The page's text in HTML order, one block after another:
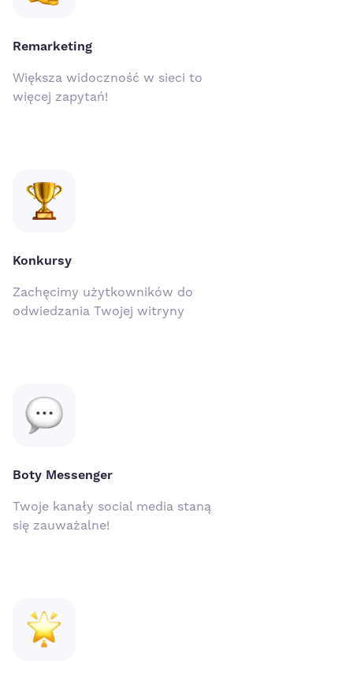
Remarketing
Większa widoczność w sieci to
więcej zapytań!
Konkursy
Zachęcimy użytkowników do
odwiedzania Twojej witryny
Boty Messenger
Twoje kanały social media staną
się zauważalne!